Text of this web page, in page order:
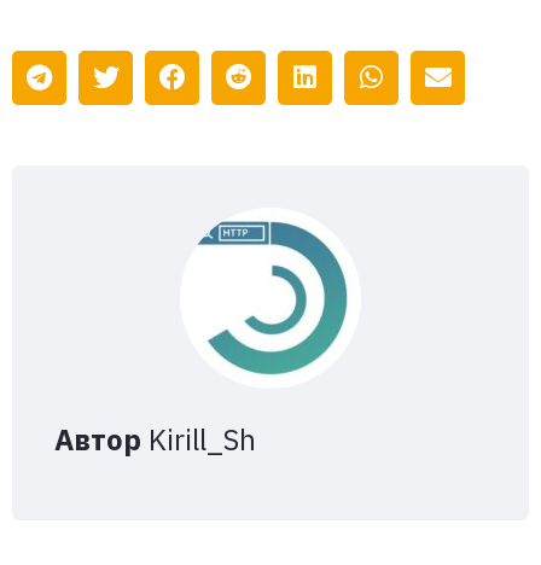
Автор Kirill_Sh